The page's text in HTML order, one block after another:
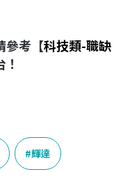
參考【科技類-職缺
輝達